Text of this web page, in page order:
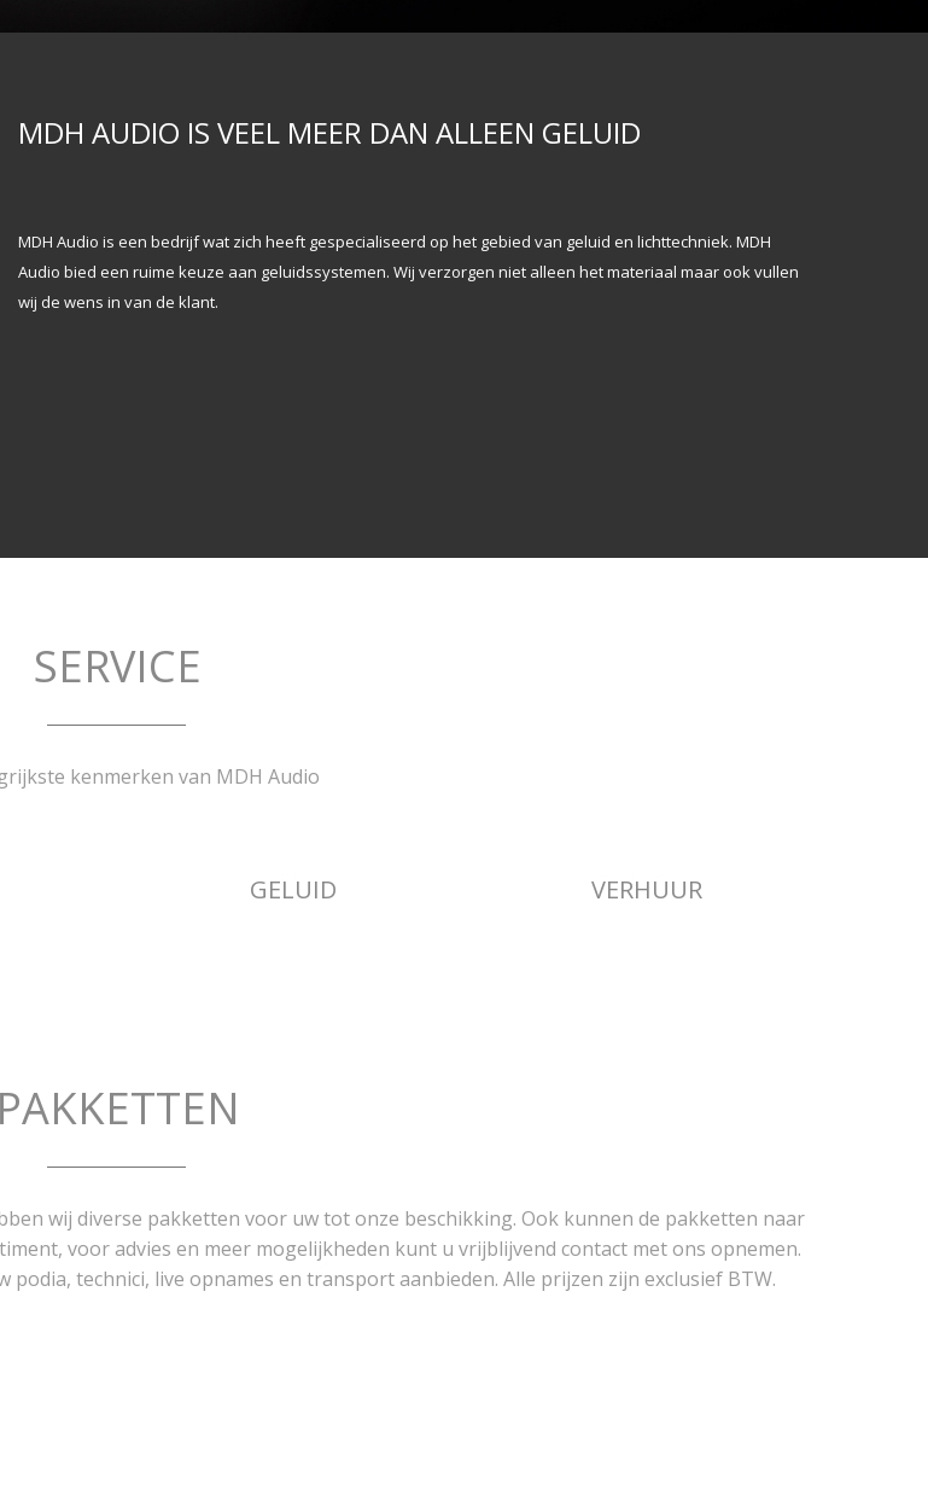
is een jaarlijks festival dat
door poppodium Baroeg.
MDH AUDIO IS VEEL MEER DAN ALLEEN GELUID
MDH Audio is een bedrijf wat zich heeft gespecialiseerd op het gebied van geluid en lichttechniek. MDH
Audio bied een ruime keuze aan geluidssystemen. Wij verzorgen niet alleen het materiaal maar ook vullen
wij de wens in van de klant.
SERVICE
kenmerken van MDH Audio
GELUID VERHUUR
PAKKETTEN
wij diverse pakketten voor uw tot onze beschikking. Ook kunnen de pakketten naar
voor advies en meer mogelijkheden kunt u vrijblijvend contact met ons opnemen.
technici, live opnames en transport aanbieden. Alle prijzen zijn exclusief BTW.